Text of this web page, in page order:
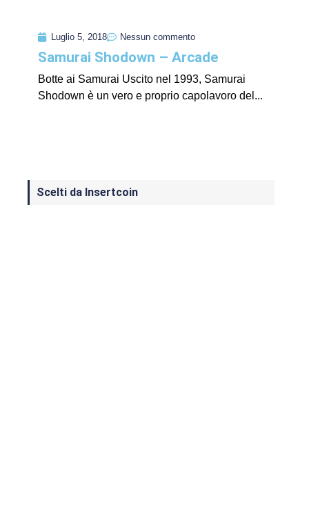
Luglio 5, 2018 Nessun commento
Samurai Shodown – Arcade
Botte ai Samurai Uscito nel 1993, Samurai
Shodown è un vero e proprio capolavoro del...
Scelti da Insertcoin